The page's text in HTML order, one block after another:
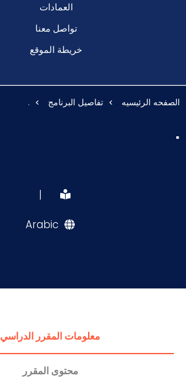
العمادات
تواصل معنا
خريطة الموقع
الصفحه الرئيسيه تفاصيل البرنامج .
.
|
Arabic
معلومات المقرر الدراسي
محتوى المقرر